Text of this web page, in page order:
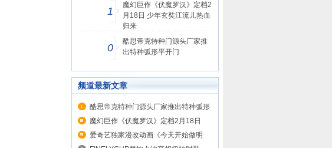
1
魔幻巨作《伏魔罗汉》定档2
月18日 少年玄奘江流儿热血
归来
0
酷思帝克特种门源头厂家推
出特种弧形平开门
频道最新文章
酷思帝克特种门源头厂家推出特种弧形
平...
魔幻巨作《伏魔罗汉》定档2月18日
少...
爱奇艺独家漫改动画《今天开始做明